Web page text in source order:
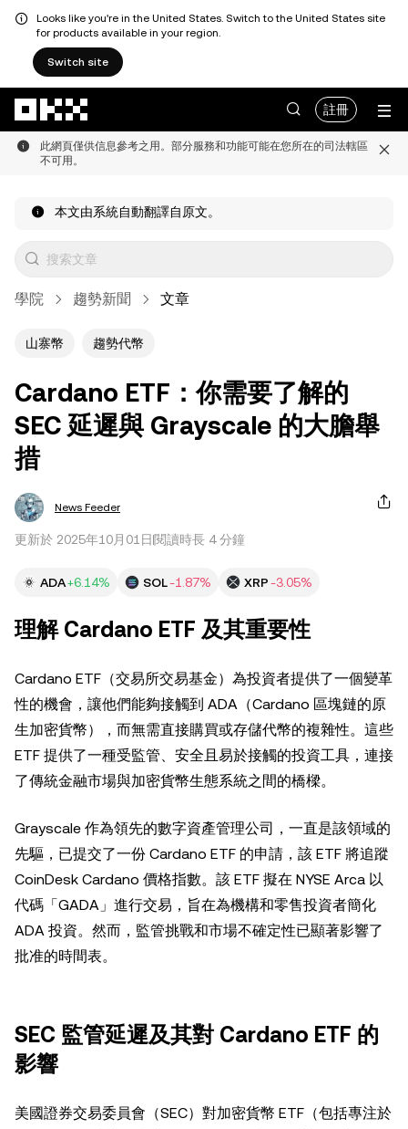
Looks like you're in the United States. Switch to the United States site
for products available in your region.
Switch site
註冊
此網頁僅供信息參考之用。部分服務和功能可能在您所在的司法轄區
不可用。
本文由系統自動翻譯自原文。
學院 趨勢新聞 文章
山寨幣 趨勢代幣
Cardano ETF：你需要了解的
SEC 延遲與 Grayscale 的大膽舉
措
News Feeder
更新於 2025年10月01日 閱讀時長 4 分鐘
ADA+6.14% SOL-1.87% XRP-3.05%
理解 Cardano ETF 及其重要性
Cardano ETF（交易所交易基金）為投資者提供了一個變革
性的機會，讓他們能夠接觸到 ADA（Cardano 區塊鏈的原
生加密貨幣），而無需直接購買或存儲代幣的複雜性。這些
ETF 提供了一種受監管、安全且易於接觸的投資工具，連接
了傳統金融市場與加密貨幣生態系統之間的橋樑。
Grayscale 作為領先的數字資產管理公司，一直是該領域的
先驅，已提交了一份 Cardano ETF 的申請，該 ETF 將追蹤
CoinDesk Cardano 價格指數。該 ETF 擬在 NYSE Arca 以
代碼「GADA」進行交易，旨在為機構和零售投資者簡化
ADA 投資。然而，監管挑戰和市場不確定性已顯著影響了
批准的時間表。
SEC 監管延遲及其對 Cardano ETF 的
影響
美國證券交易委員會（SEC）對加密貨幣 ETF（包括專注於